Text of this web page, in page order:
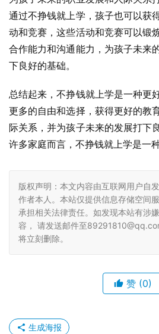
通过不挣钱就上学，孩子也可以获
动和竞赛，这些活动和竞赛可以锻
合作能力和沟通能力，为孩子未来
下良好的基础。
总结起来，不挣钱就上学是一种更
更多的自由和选择，获得更好的教
际关系，并为孩子未来的发展打下
许多家庭而言，不挣钱就上学是一
版权声明：本文内容由互联网用户自
作者本人。本站仅提供信息存储空间
承担相关法律责任。如发现本站有涉
容， 请发送邮件至
将立刻删除。
赞 (0)
生成海报